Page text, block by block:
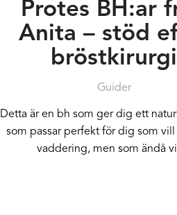
Protes BH:ar
Anita – stöd
bröstkirurgi
Guider
Detta är en bh som ger dig ett
som passar perfekt för dig som
vaddering, men som ändå